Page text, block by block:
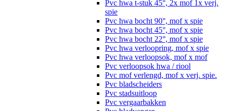
Pvc hwa t-stuk 45°, 2x mof 1x verj.
spie
Pvc hwa bocht 90°, mof x spie
Pvc hwa bocht 45°, mof x spie
Pvc hwa bocht 22°, mof x spie
Pvc hwa verloopring, mof x spie
Pvc hwa verloopsok, mof x mof
Pvc verloopsok hwa / riool
Pvc mof verlengd, mof x verj. spie.
Pvc bladscheiders
Pvc stadsuitloop
Pvc vergaarbakken